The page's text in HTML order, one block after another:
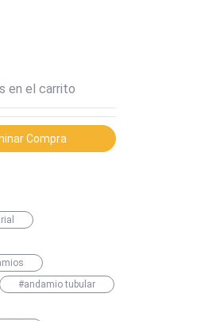
en el carrito
Compra
#andamio tubular